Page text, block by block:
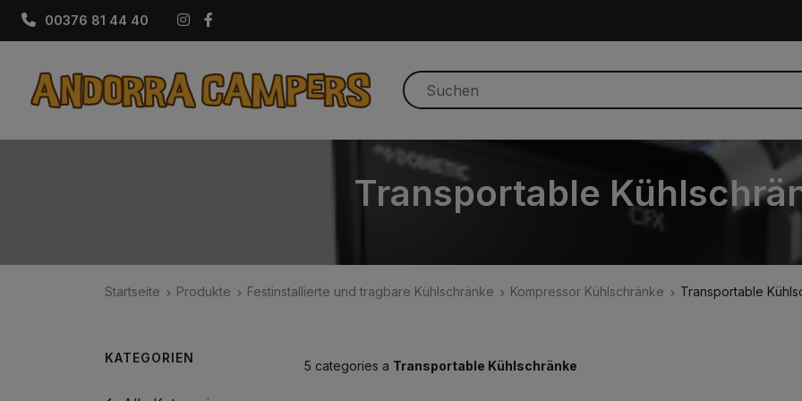
00376 81 44 40 Instagram
Transportable
Startseite Produkte Festinstallierte und tragbare Kühlschränke Kompressor Kühlschränke Transportable
5 categories a Transportable Kühlschränke
KATEGORIEN